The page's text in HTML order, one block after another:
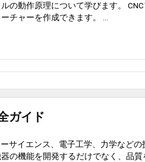
の動作原理について学びます。 CNC
チャーを作成できます。 ...
ガイド
サイエンス、電子工学、力学など
の機能を開発するだけでなく、品